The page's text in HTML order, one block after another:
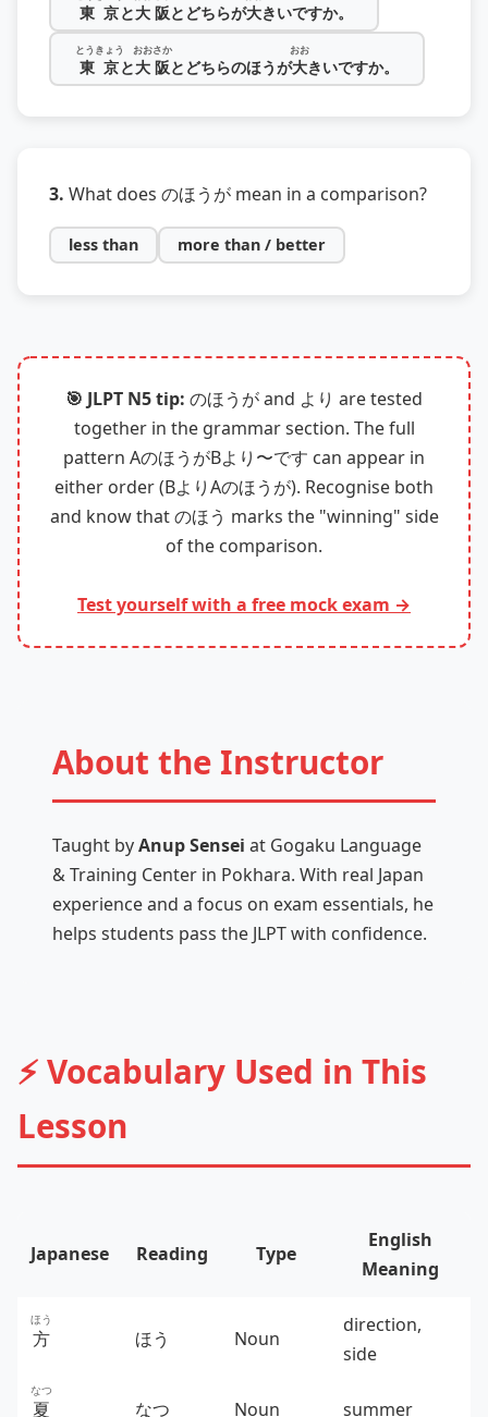
東京と大阪とどちらが大きいですか。
東京
とうきょう
と大阪
おおさか
とどちらのほうが大
おお
きいですか。
3. What does のほうが mean in a comparison?
less than more than / better
🎯 JLPT N5 tip: のほうが and より are tested
together in the grammar section. The full
pattern AのほうがBより〜です can appear in
either order (BよりAのほうが). Recognise both
and know that のほう marks the "winning" side
of the comparison.
Test yourself with a free mock exam →
About the Instructor
Taught byAnup Sensei at Gogaku Language
& Training Center in Pokhara. With real Japan
experience and a focus on exam essentials, he
helps students pass the JLPT with confidence.
⚡ Vocabulary Used in This
Lesson
Japanese Reading Type
English
Meaning
方
ほう
ほう Noun
direction,
side
夏
なつ
なつ Noun summer